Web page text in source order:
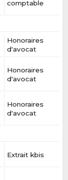
comptable
Honoraires
d'avocat
Honoraires
d'avocat
Honoraires
d'avocat
Extrait kbis